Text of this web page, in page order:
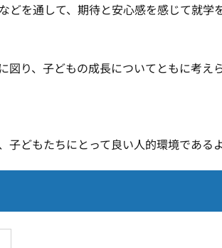
どを通して、期待と安心感を感じて就学
図り、子どもの成長についてともに考
どもたちにとって良い人的環境である